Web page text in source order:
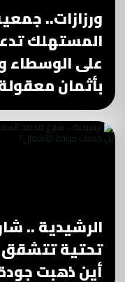
ورزازات..
المستهلك
على الوسطاء
بأثمان
الرشيدية ..
تحتية تتشقق
أين ذهبت